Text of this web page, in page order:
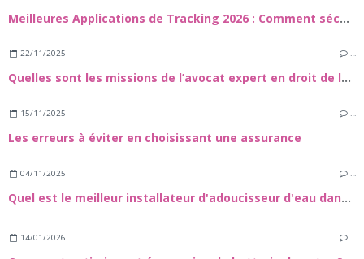
Meilleures Applications de Tracking 2026 : Comment sécuuriser vos proches et vos appareils
22/11/2025 …
Quelles sont les missions de l’avocat expert en droit de la construction et dans le domaine des travaux de rénovation énergétique ?
15/11/2025 …
Les erreurs à éviter en choisissant une assurance
04/11/2025 …
Quel est le meilleur installateur d'adoucisseur d'eau dans le 72 ?
14/01/2026 …